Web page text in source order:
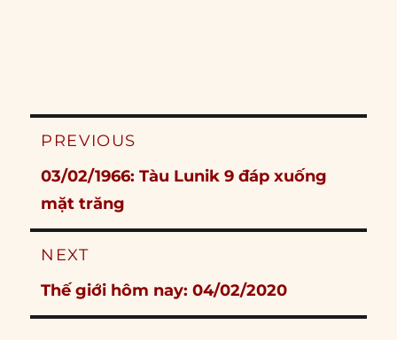
Post
PREVIOUS
Previous
post:
03/02/1966: Tàu Lunik 9 đáp xuống
mặt trăng
NEXT
Next
post:
Thế giới hôm nay: 04/02/2020